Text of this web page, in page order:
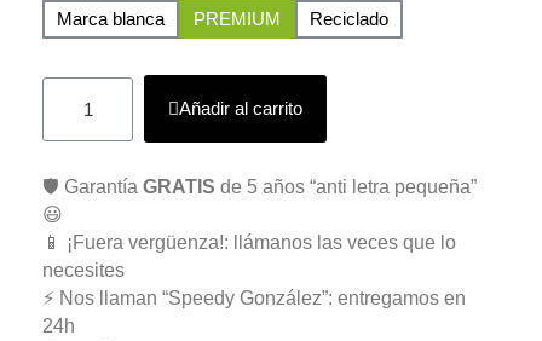
Marca blanca
PREMIUM Reciclado
Añadir al carrito
🛡️ Garantía GRATIS de 5 años “anti letra pequeña”
😃
📱 ¡Fuera vergüenza!: llámanos las veces que lo
necesites
⚡ Nos llaman “Speedy González”: entregamos en
24h